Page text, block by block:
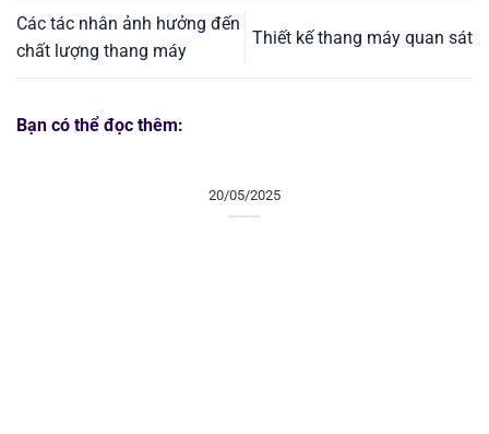
Các tác nhân ảnh hưởng đến
chất lượng thang máy
Thiết kế thang máy quan sát
Bạn có thể đọc thêm:
20/05/2025